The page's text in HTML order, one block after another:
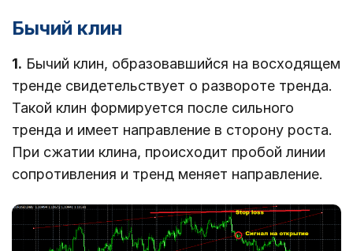
Бычий клин
1. Бычий клин, образовавшийся на восходящем
тренде свидетельствует о развороте тренда.
Такой клин формируется после сильного
тренда и имеет направление в сторону роста.
При сжатии клина, происходит пробой линии
сопротивления и тренд меняет направление.